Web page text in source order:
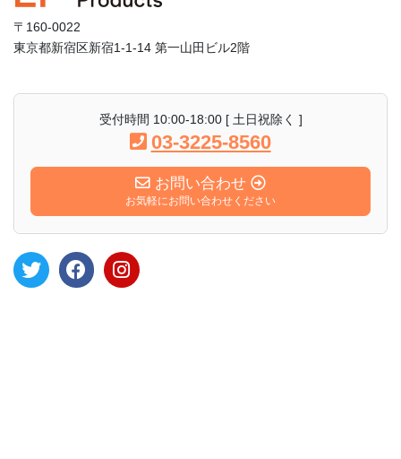
〒160-0022
東京都新宿区新宿1-1-14 第一山田ビル2階
受付時間 10:00-18:00 [ 土日祝除く ]
03-3225-8560
お問い合わせ
お気軽にお問い合わせください